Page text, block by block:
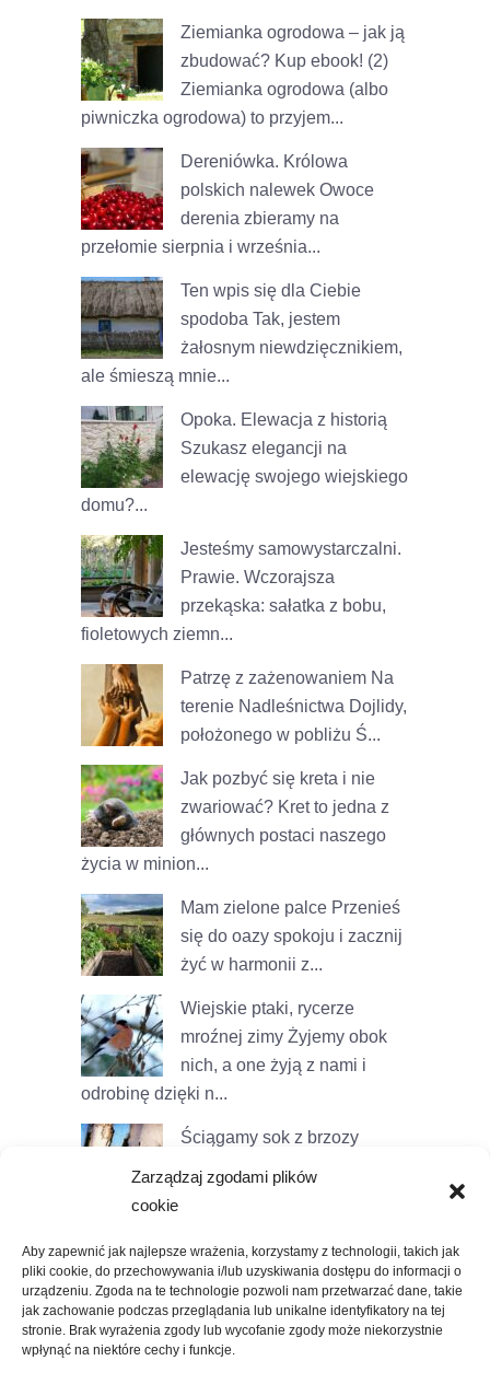
Zarządzaj zgodami plików
cookie
Aby zapewnić jak najlepsze wrażenia, korzystamy z technologii, takich jak
pliki cookie, do przechowywania i/lub uzyskiwania dostępu do informacji o
urządzeniu. Zgoda na te technologie pozwoli nam przetwarzać dane, takie
jak zachowanie podczas przeglądania lub unikalne identyfikatory na tej
stronie. Brak wyrażenia zgody lub wycofanie zgody może niekorzystnie
wpłynąć na niektóre cechy i funkcje.
Ziemianka ogrodowa – jak ją
zbudować? Kup ebook! (2)
Ziemianka ogrodowa (albo
piwniczka ogrodowa) to przyjem...
Dereniówka. Królowa
polskich nalewek Owoce
derenia zbieramy na
przełomie sierpnia i września...
Ten wpis się dla Ciebie
spodoba Tak, jestem
żałosnym niewdzięcznikiem,
ale śmieszą mnie...
Opoka. Elewacja z historią
Szukasz elegancji na
elewację swojego wiejskiego
domu?...
Jesteśmy samowystarczalni.
Prawie. Wczorajsza
przekąska: sałatka z bobu,
fioletowych ziemn...
Patrzę z zażenowaniem Na
terenie Nadleśnictwa Dojlidy,
położonego w pobliżu Ś...
Jak pozbyć się kreta i nie
zwariować? Kret to jedna z
głównych postaci naszego
życia w minion...
Mam zielone palce Przenieś
się do oazy spokoju i zacznij
żyć w harmonii z...
Wiejskie ptaki, rycerze
mroźnej zimy Żyjemy obok
nich, a one żyją z nami i
odrobinę dzięki n...
Ściągamy sok z brzozy
Wokół nas jest kilka